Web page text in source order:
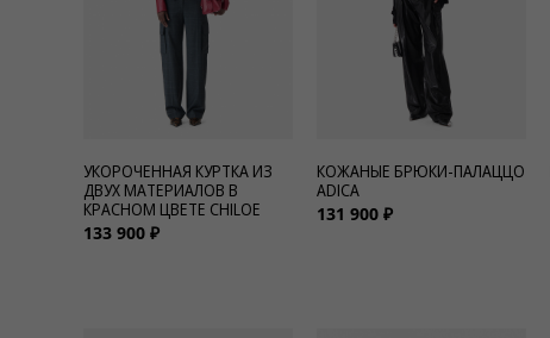
УКОРОЧЕННАЯ КУРТКА ИЗ
ДВУХ МАТЕРИАЛОВ В
КРАСНОМ ЦВЕТЕ CHILOE
133 900 ₽
КОЖАНЫЕ БРЮКИ-ПАЛАЦЦО
ADICA
131 900 ₽